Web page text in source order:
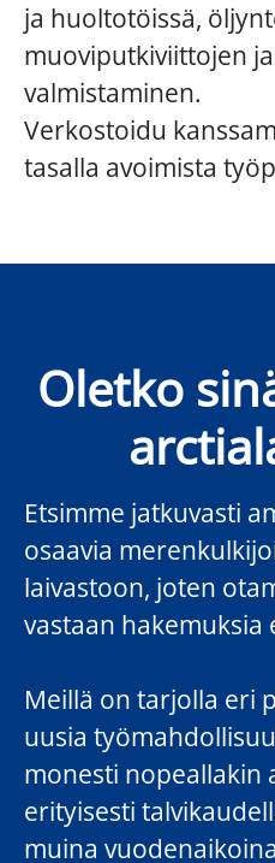
ja huoltotöissä,
muoviputkiviittojen
valmistaminen.
Verkostoidu
tasalla avoimista
Oletko
Etsimme jatkuvasti
osaavia
laivastoon, joten
vastaan
Meillä on tarjolla eri
uusia
monesti nopeallakin
erityisesti
muina